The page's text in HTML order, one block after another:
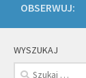
OBSERWUJ:
WYSZUKAJ
Szukaj: